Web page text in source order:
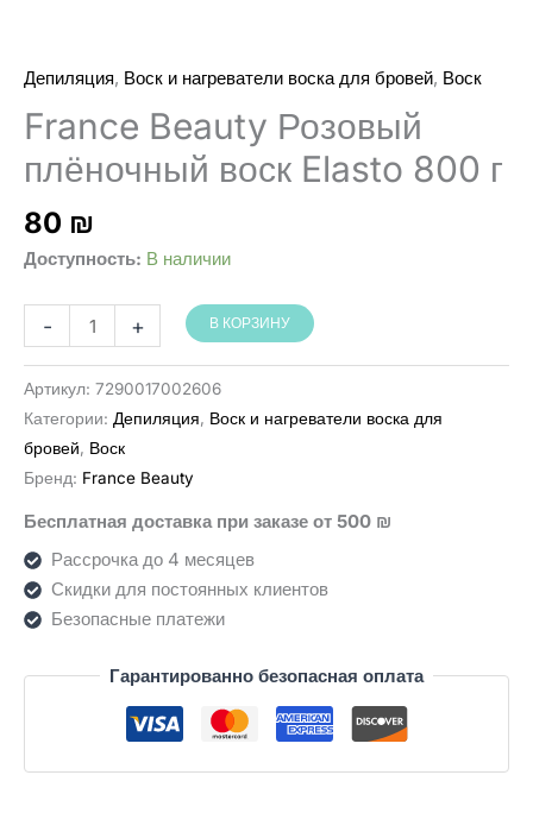
Депиляция, Воск и нагреватели воска для бровей, Воск
France Beauty Розовый
плёночный воск Elasto 800 г
80 ₪
Доступность: В наличии
-
Количество
товара
France
Beauty
שעווה
מתקלפת
ורודה
(800
גרם)
+ В КОРЗИНУ
Артикул: 7290017002606
Категории: Депиляция, Воск и нагреватели воска для
бровей, Воск
Бренд: France Beauty
Бесплатная доставка при заказе от 500 ₪
Рассрочка до 4 месяцев
Скидки для постоянных клиентов
Безопасные платежи
Гарантированно безопасная оплата